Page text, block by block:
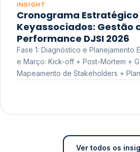
INSIGHT
Cronograma Estratégico
Keyassociados: Gestão
Performance DJSI 2026
Fase 1: Diagnóstico e Planejamento
e Março: Kick-off + Post-Mortem +
Mapeamento de Stakeholders +
Ver todos os